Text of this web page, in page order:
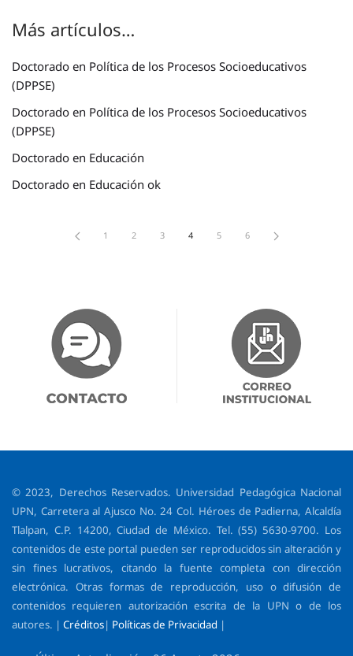
Más artículos…
Doctorado en Política de los Procesos Socioeducativos
(DPPSE)
Doctorado en Política de los Procesos Socioeducativos
(DPPSE)
Doctorado en Educación
Doctorado en Educación ok
1 2 3 4 5 6
© 2023, Derechos Reservados. Universidad Pedagógica Nacional
UPN, Carretera al Ajusco No. 24 Col. Héroes de Padierna, Alcaldía
Tlalpan, C.P. 14200, Ciudad de México. Tel. (55) 5630-9700. Los
contenidos de este portal pueden ser reproducidos sin alteración y
sin fines lucrativos, citando la fuente completa con dirección
electrónica. Otras formas de reproducción, uso o difusión de
contenidos requieren autorización escrita de la UPN o de los
autores. | Créditos| Políticas de Privacidad |